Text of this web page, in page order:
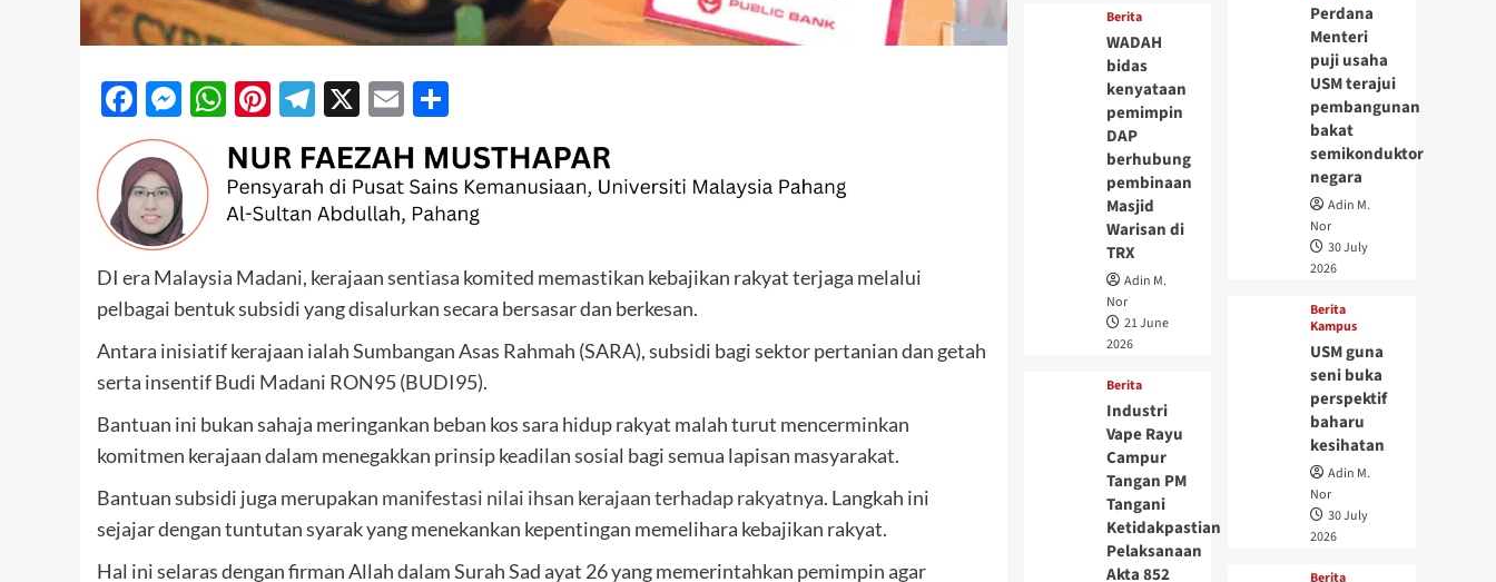
Facebook
Messenger
WhatsApp
Pinterest
Telegram
X Email
DI era Malaysia Madani, kerajaan sentiasa komited memastikan kebajikan rakyat terjaga melalui
pelbagai bentuk subsidi yang disalurkan secara bersasar dan berkesan.
Antara inisiatif kerajaan ialah Sumbangan Asas Rahmah (SARA), subsidi bagi sektor pertanian dan getah
serta insentif Budi Madani RON95 (BUDI95).
Bantuan ini bukan sahaja meringankan beban kos sara hidup rakyat malah turut mencerminkan
komitmen kerajaan dalam menegakkan prinsip keadilan sosial bagi semua lapisan masyarakat.
Bantuan subsidi juga merupakan manifestasi nilai ihsan kerajaan terhadap rakyatnya. Langkah ini
sejajar dengan tuntutan syarak yang menekankan kepentingan memelihara kebajikan rakyat.
Hal ini selaras dengan firman Allah dalam Surah Sad ayat 26 yang memerintahkan pemimpin agar
Berita
WADAH
bidas
kenyataan
pemimpin
DAP
berhubung
pembinaan
Masjid
Warisan di
TRX
Adin M.
Nor
21 June
2026
Berita
Industri
Vape Rayu
Campur
Tangan PM
Tangani
Ketidakpastian
Pelaksanaan
Akta 852
Perdana
Menteri
puji usaha
USM terajui
pembangunan
bakat
semikonduktor
negara
Adin M.
Nor
30 July
2026
Berita
Kampus
USM guna
seni buka
perspektif
baharu
kesihatan
Adin M.
Nor
30 July
2026